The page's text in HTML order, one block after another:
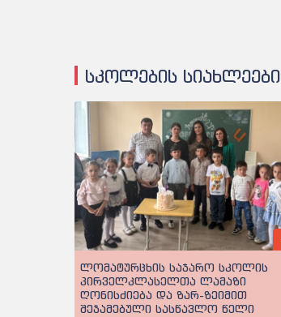
სკოლების სიახლეები
ლომატურცხის საჯარო სკოლის
პირველკლასელთა ლამაზი
ღონისძიება და ზარ-ზეიმით
შეჯამებული სასწავლო წელი